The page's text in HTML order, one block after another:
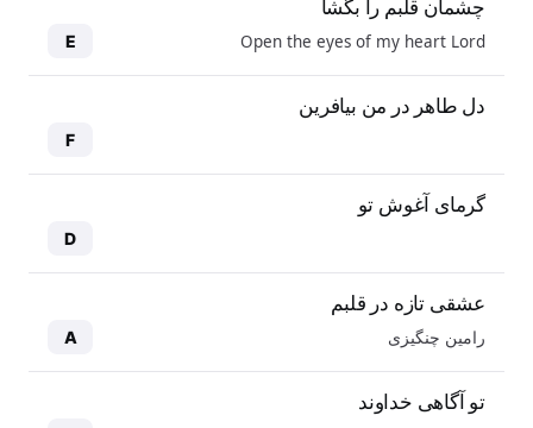
چشمان قلبم را بگشا
Open the eyes of my heart Lord
E
دل طاهر در من بیافرین
F
گرمای آغوش تو
D
عشقی تازه در قلبم
رامین چنگیزی A
تو آگاهی خداوند